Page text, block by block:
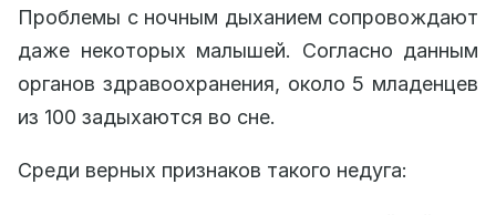
Проблемы с ночным дыханием сопровождают
даже некоторых малышей. Согласно данным
органов здравоохранения, около 5 младенцев
из 100 задыхаются во сне.
Среди верных признаков такого недуга: